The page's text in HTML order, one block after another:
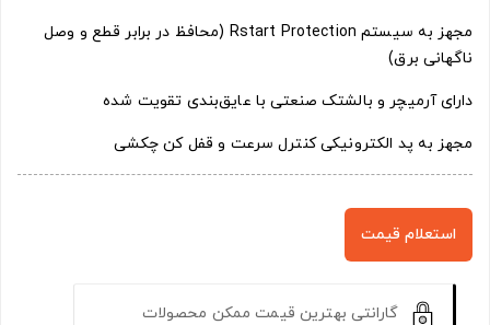
مجهز به سیستم Rstart Protection (محافظ در برابر قطع و وصل
ناگهانی برق)
دارای آرمیچر و بالشتک صنعتی با عایق‌بندی تقویت شده
مجهز به پد الکترونیکی کنترل سرعت و قفل کن چکشی
استعلام قیمت
گارانتی بهترین قیمت ممکن محصولات